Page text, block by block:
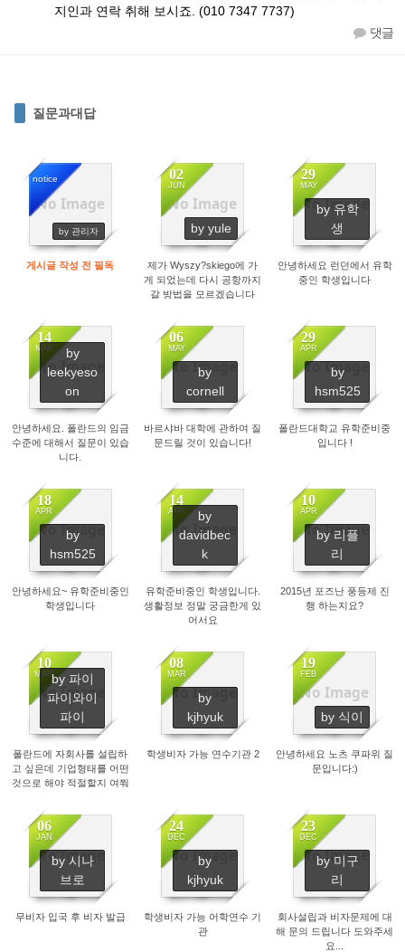
지인과 연락 취해 보시죠. (010 7347 7737)
댓글
질문과대답
No Image
notice
by 관리자
14224
게시글 작성 전 필독
No Image
02
JUN
by yule
2545
제가 Wyszy?skiego에 가
게 되었는데 다시 공항까지
갈 방법을 모르겠습니다
No Image
29
MAY
by 유학
생
2692
안녕하세요 런던에서 유학
중인 학생입니다
No Image
14
MAY
by
leekyeso
on
3765
안녕하세요. 폴란드의 임금
수준에 대해서 질문이 있습
니다.
No Image
06
MAY
by
cornell
5198
바르샤바 대학에 관하여 질
문드릴 것이 있습니다!
No Image
29
APR
by
hsm525
3553
폴란드대학교 유학준비중
입니다 !
No Image
18
APR
by
hsm525
2774
안녕하세요~ 유학준비중인
학생입니다
No Image
14
APR
by
davidbec
k
2179
유학준비중인 학생입니다.
생활정보 정말 궁금한게 있
어서요
No Image
10
APR
by 리플
리
2818
2015년 포즈난 풍등제 진
행 하는지요?
No Image
10
MARby 파이
파이와이
파이
2631
폴란드에 자회사를 설립하
고 싶은데 기업형태를 어떤
것으로 해야 적절할지 여쭤
No Image
08
MAR
by
kjhyuk
2260
학생비자 가능 연수기관 2
No Image
19
FEB
by 식이
3359
안녕하세요 노츠 쿠파위 질
문입니다:)
No Image
06
JAN
by 시나
브로
3258
무비자 입국 후 비자 발급
No Image
24
DEC
by
kjhyuk
2938
학생비자 가능 어학연수 기
관
No Image
23
DEC
by 미구
리
2877
회사설립과 비자문제에 대
해 문의 드립니다 도와주세
요...